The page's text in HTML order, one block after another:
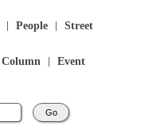
People Street
Column Event
Go